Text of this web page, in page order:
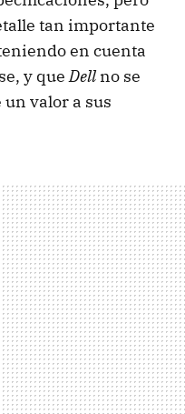
tan importante
en cuenta
y queDellno se
valor a sus